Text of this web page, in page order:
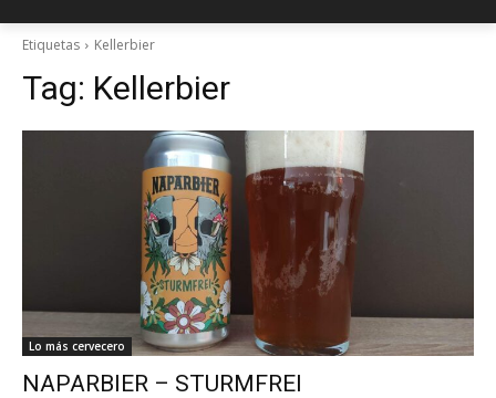
Etiquetas Kellerbier
Tag: Kellerbier
Lo más cervecero
NAPARBIER – STURMFREI